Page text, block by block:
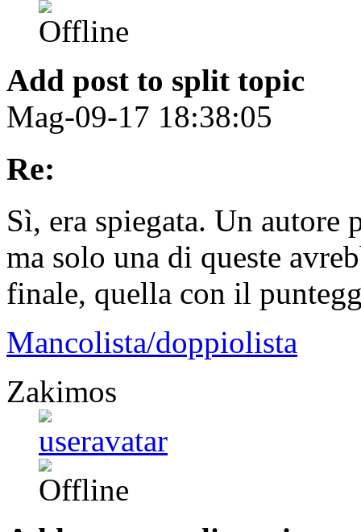
Add post to split topic
Mag-09-17 18:38:05
Re:
Sì, era spiegata. Un autore
ma solo una di queste
finale, quella con il
Mancolista/doppiolista
Zakimos